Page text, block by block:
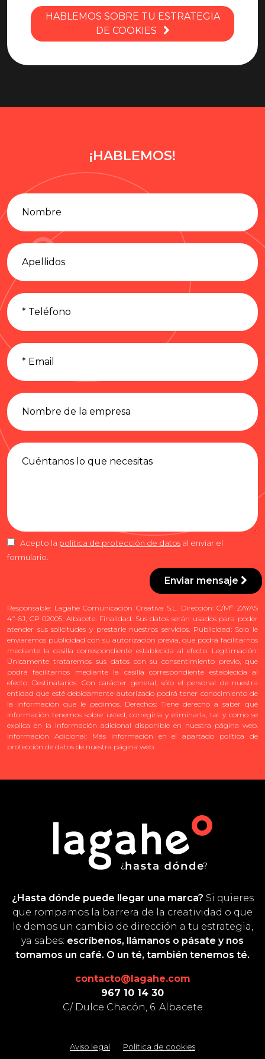
HABLEMOS SOBRE TU ESTRATEGIA
DE COOKIES
¡HABLEMOS!
Enviar mensaje
Acepto la política de protección de datos al enviar el
formulario.
Responsable: Lagahe Comunicación Creativa S.L. Dirección: C/Mª ZAYAS
4º-6J, CP 02005, Albacete. Finalidad: Sus datos serán usados para poder
atender sus solicitudes y prestarle nuestros servicios. Publicidad: Solo le
enviaremos publicidad con su autorización previa, que podrá facilitarnos
mediante la casilla correspondiente establecida al efecto. Legitimación:
Únicamente trataremos sus datos con su consentimiento previo, que
podrá facilitarnos mediante la casilla correspondiente establecida al
efecto. Destinatarios: Con carácter general, sólo el personal de nuestra
entidad que esté debidamente autorizado podrá tener conocimiento de
la información que le pedimos. Derechos: Tiene derecho a saber qué
información tenemos sobre usted, corregirla y eliminarla, tal y como se
explica en la información adicional disponible en nuestra página web.
Información Adicional: Más información en el apartado política de
protección de datos de nuestra página web.
¿Hasta dónde puede llegar una marca? Si quieres
que rompamos la barrera de la creatividad o que
le demos un cambio de dirección a tu estrategia,
ya sabes: escríbenos, llámanos o pásate y nos
tomamos un café. O un té, también tenemos té.
contacto@lagahe.com
967 10 14 30
C/ Dulce Chacón, 6. Albacete
Aviso legal
Política de cookies